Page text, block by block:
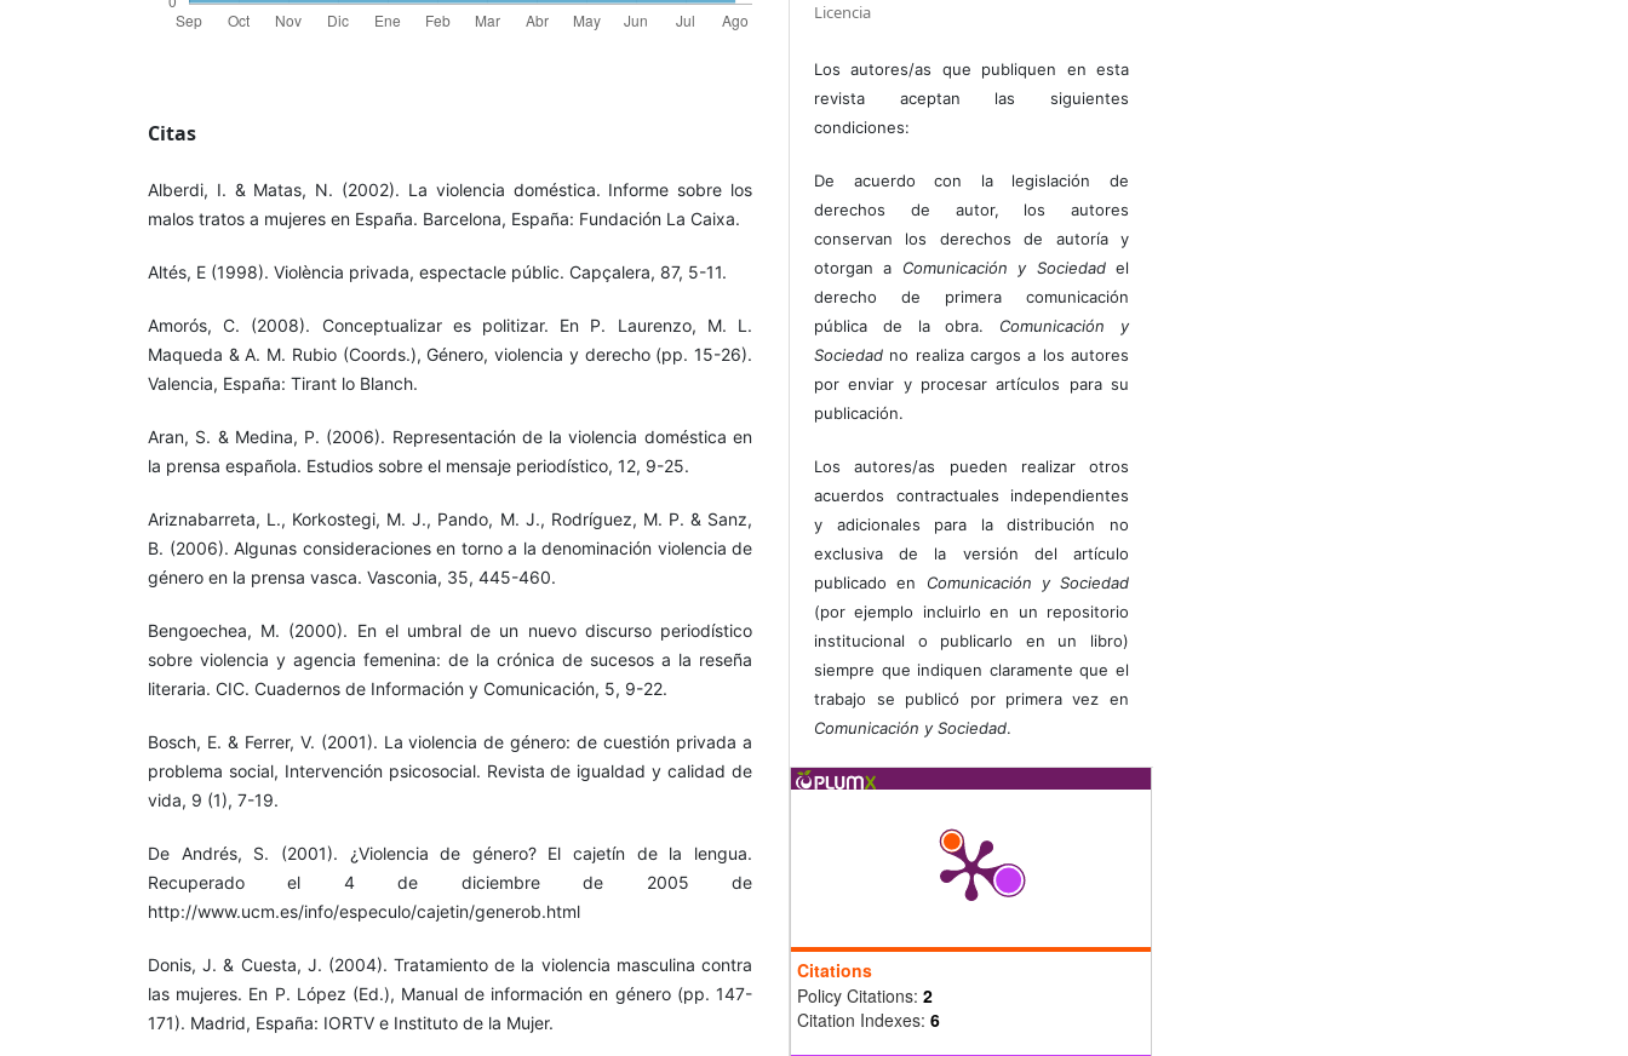
Citas
Alberdi, I. & Matas, N. (2002). La violencia doméstica. Informe sobre los
malos tratos a mujeres en España. Barcelona, España: Fundación La Caixa.
Altés, E (1998). Violència privada, espectacle públic. Capçalera, 87, 5-11.
Amorós, C. (2008). Conceptualizar es politizar. En P. Laurenzo, M. L.
Maqueda & A. M. Rubio (Coords.), Género, violencia y derecho (pp. 15-26).
Valencia, España: Tirant lo Blanch.
Aran, S. & Medina, P. (2006). Representación de la violencia doméstica en
la prensa española. Estudios sobre el mensaje periodístico, 12, 9-25.
Ariznabarreta, L., Korkostegi, M. J., Pando, M. J., Rodríguez, M. P. & Sanz,
B. (2006). Algunas consideraciones en torno a la denominación violencia de
género en la prensa vasca. Vasconia, 35, 445-460.
Bengoechea, M. (2000). En el umbral de un nuevo discurso periodístico
sobre violencia y agencia femenina: de la crónica de sucesos a la reseña
literaria. CIC. Cuadernos de Información y Comunicación, 5, 9-22.
Bosch, E. & Ferrer, V. (2001). La violencia de género: de cuestión privada a
problema social, Intervención psicosocial. Revista de igualdad y calidad de
vida, 9 (1), 7-19.
De Andrés, S. (2001). ¿Violencia de género? El cajetín de la lengua.
Recuperado el 4 de diciembre de 2005 de
http://www.ucm.es/info/especulo/cajetin/generob.html
Donis, J. & Cuesta, J. (2004). Tratamiento de la violencia masculina contra
las mujeres. En P. López (Ed.), Manual de información en género (pp. 147-
171). Madrid, España: IORTV e Instituto de la Mujer.
Licencia
Los autores/as que publiquen en esta
revista aceptan las siguientes
condiciones:
De acuerdo con la legislación de
derechos de autor, los autores
conservan los derechos de autoría y
otorgan a Comunicación y Sociedadel
derecho de primera comunicación
pública de la obra. Comunicación y
Sociedad no realiza cargos a los autores
por enviar y procesar artículos para su
publicación.
Los autores/as pueden realizar otros
acuerdos contractuales independientes
y adicionales para la distribución no
exclusiva de la versión del artículo
publicado en Comunicación y Sociedad
(por ejemplo incluirlo en un repositorio
institucional o publicarlo en un libro)
siempre que indiquen claramente que el
trabajo se publicó por primera vez en
Comunicación y Sociedad.
Citations
Policy Citations: 2
Citation Indexes: 6